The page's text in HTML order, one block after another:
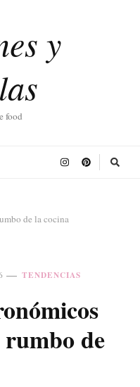
y
food
de la cocina
TENDENCIAS
de